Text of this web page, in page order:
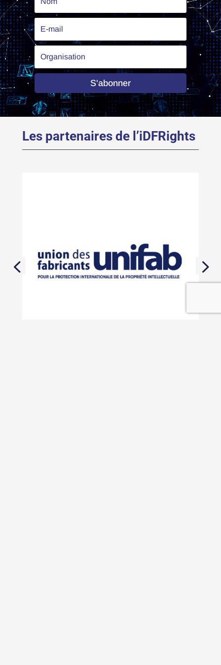
S'abonner
Les partenaires de l’iDFRights